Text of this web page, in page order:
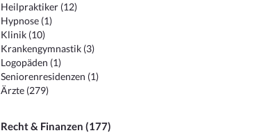
Heilpraktiker (12)
Hypnose (1)
Klinik (10)
Krankengymnastik (3)
Logopäden (1)
Seniorenresidenzen (1)
Ärzte (279)
Recht & Finanzen (177)